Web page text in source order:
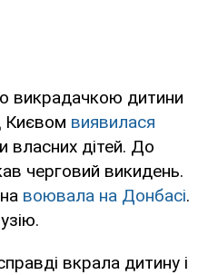
викрадачкою дитини
Києвом виявилася
власних дітей. До
черговий викидень.
воювала на Донбасі.
вкрала дитину і